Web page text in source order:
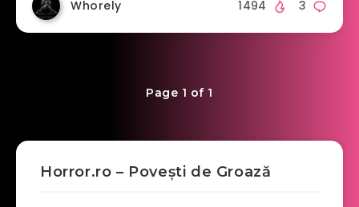
Whorely 3
1494
Page 1 of 1
Horror.ro – Povești de Groază